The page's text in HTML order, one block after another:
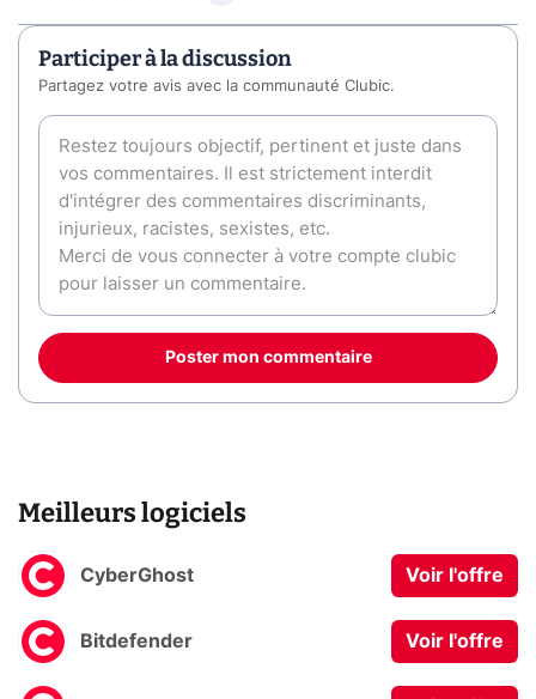
Participer à la discussion
Partagez votre avis avec la communauté Clubic.
Poster mon commentaire
Meilleurs logiciels
CyberGhost Voir l'offre
Bitdefender Voir l'offre